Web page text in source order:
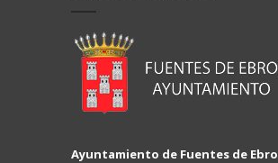
Ayuntamiento de Fuentes de Ebro